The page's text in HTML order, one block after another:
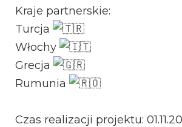
Kraje partnerskie:
Turcja
Włochy
Grecja
Rumunia
Czas realizacji projektu: